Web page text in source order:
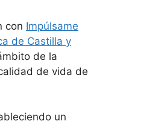
con Impúlsame
de Castilla y
de la
de vida de
un